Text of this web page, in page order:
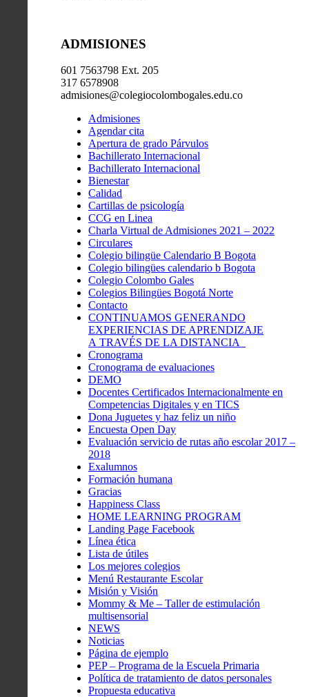
ADMISIONES
601 7563798 Ext. 205
317 6578908
admisiones@colegiocolombogales.edu.co
Admisiones
Agendar cita
Apertura de grado Párvulos
Bachillerato Internacional
Bachillerato Internacional
Bienestar
Calidad
Cartillas de psicología
CCG en Linea
Charla Virtual de Admisiones 2021 – 2022
Circulares
Colegio bilingüe Calendario B Bogota
Colegio bilingües calendario b Bogota
Colegio Colombo Gales
Colegios Bilingües Bogotá Norte
Contacto
CONTINUAMOS GENERANDO
EXPERIENCIAS DE APRENDIZAJE
A TRAVÉS DE LA DISTANCIA
Cronograma
Cronograma de evaluaciones
DEMO
Docentes Certificados Internacionalmente en
Competencias Digitales y en TICS
Dona Juguetes y haz feliz un niño
Encuesta Open Day
Evaluación servicio de rutas año escolar 2017 –
2018
Exalumnos
Formación humana
Gracias
Happiness Class
HOME LEARNING PROGRAM
Landing Page Facebook
Línea ética
Lista de útiles
Los mejores colegios
Menú Restaurante Escolar
Misión y Visión
Mommy & Me – Taller de estimulación
multisensorial
NEWS
Noticias
Página de ejemplo
PEP – Programa de la Escuela Primaria
Política de tratamiento de datos personales
Propuesta educativa